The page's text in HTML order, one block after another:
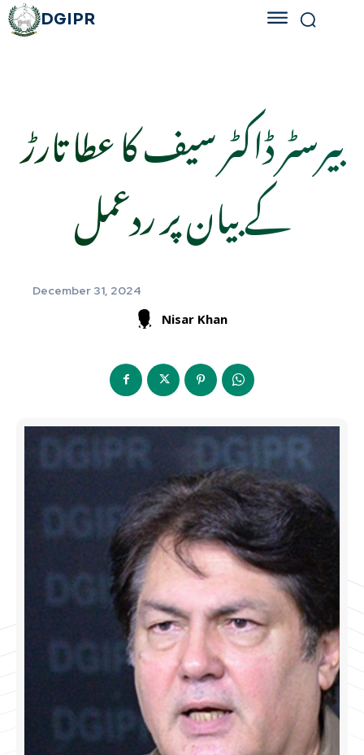
DGIPR
بیرسٹر ڈاکٹر سیف کا عطا تارڑ
کے بیان پر ردعمل
December 31, 2024
Nisar Khan